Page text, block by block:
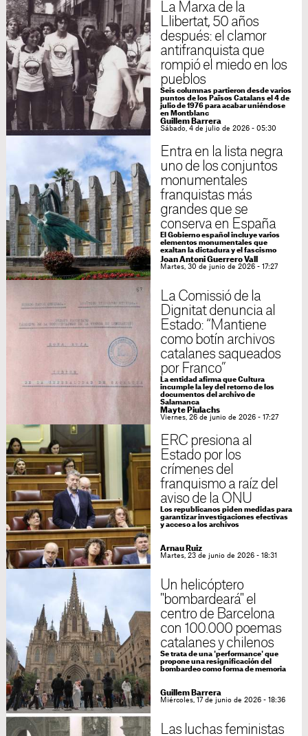
La Marxa de la
Llibertat, 50 años
después: el clamor
antifranquista que
rompió el miedo en los
pueblos
Seis columnas partieron desde varios
puntos de los Països Catalans el 4 de
julio de 1976 para acabar uniéndose
en Montblanc
Guillem Barrera
Sábado, 4 de julio de 2026 - 05:30
Entra en la lista negra
uno de los conjuntos
monumentales
franquistas más
grandes que se
conserva en España
El Gobierno español incluye varios
elementos monumentales que
exaltan la dictadura y el fascismo
Joan Antoni Guerrero Vall
Martes, 30 de junio de 2026 - 17:27
La Comissió de la
Dignitat denuncia al
Estado: “Mantiene
como botín archivos
catalanes saqueados
por Franco”
La entidad afirma que Cultura
incumple la ley del retorno de los
documentos del archivo de
Salamanca
Mayte Piulachs
Viernes, 26 de junio de 2026 - 17:27
ERC presiona al
Estado por los
crímenes del
franquismo a raíz del
aviso de la ONU
Los republicanos piden medidas para
garantizar investigaciones efectivas
y acceso a los archivos
Arnau Ruiz
Martes, 23 de junio de 2026 - 18:31
Un helicóptero
"bombardeará" el
centro de Barcelona
con 100.000 poemas
catalanes y chilenos
Se trata de una 'performance' que
propone una resignificación del
bombardeo como forma de memoria
Guillem Barrera
Miércoles, 17 de junio de 2026 - 18:36
Las luchas feministas